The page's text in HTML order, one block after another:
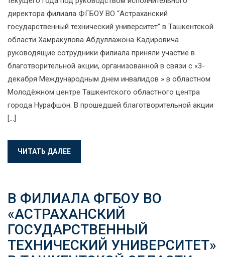
директора филиала ФГБОУ ВО “Астраханский
государственный технический университет” в Ташкентской
области Хамракулова Абдуллажона Кадировича
руководящие сотрудники филиала приняли участие в
благотворительной акции, организованной в связи с «3-
декабря Международным днем инвалидов » в областном
Молодёжном центре Ташкентского областного центра
города Нурафшон. В прошедшей благотворительной акции
[…]
ЧИТАТЬ ДАЛЕЕ
В ФИЛИАЛА ФГБОУ ВО
«АСТРАХАНСКИЙ
ГОСУДАРСТВЕННЫЙ
ТЕХНИЧЕСКИЙ УНИВЕРСИТЕТ»